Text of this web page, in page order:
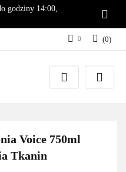
godziny 14:00,
Zaloguj się
Załóż konto
(0)
Voice 750ml
Tkanin